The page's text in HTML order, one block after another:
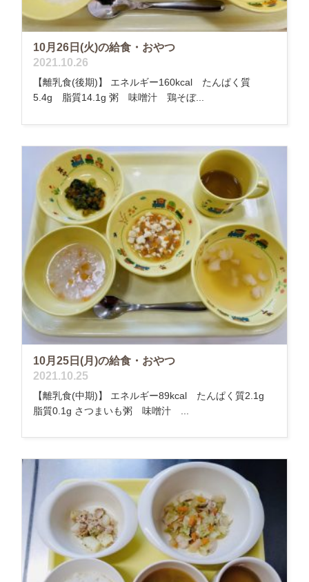
10月26日(火)の給食・おやつ
2021.10.26
【離乳食(後期)】 エネルギー160kcal たんぱく質
5.4g 脂質14.1g 粥 味噌汁 鶏そぼ...
10月25日(月)の給食・おやつ
2021.10.25
【離乳食(中期)】 エネルギー89kcal たんぱく質2.1g
脂質0.1g さつまいも粥 味噌汁 ...